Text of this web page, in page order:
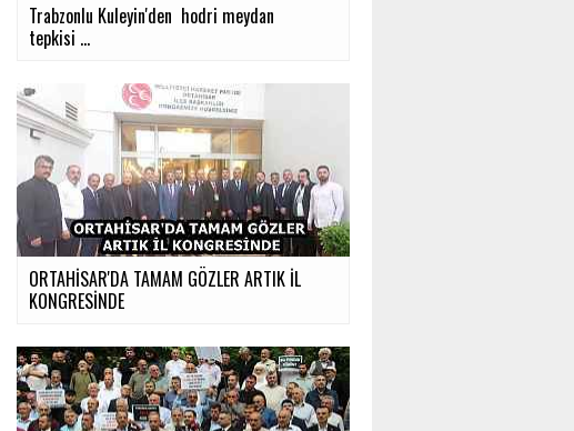
Trabzonlu Kuleyin'den hodri meydan
tepkisi ...
ORTAHİSAR'DA TAMAM GÖZLER ARTIK İL
KONGRESİNDE